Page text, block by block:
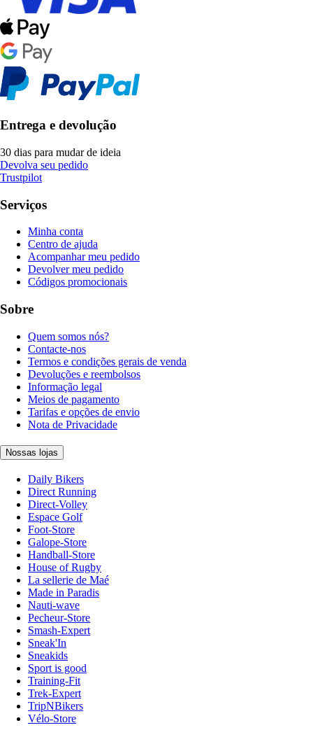
Entrega e devolução
30 dias para mudar de ideia
Devolva seu pedido
Trustpilot
Serviços
Minha conta
Centro de ajuda
Acompanhar meu pedido
Devolver meu pedido
Códigos promocionais
Sobre
Quem somos nós?
Contacte-nos
Termos e condições gerais de venda
Devoluções e reembolsos
Informação legal
Meios de pagamento
Tarifas e opções de envio
Nota de Privacidade
Nossas lojas
Daily Bikers
Direct Running
Direct-Volley
Espace Golf
Foot-Store
Galope-Store
Handball-Store
House of Rugby
La sellerie de Maé
Made in Paradis
Nauti-wave
Pecheur-Store
Smash-Expert
Sneak'In
Sneakids
Sport is good
Training-Fit
Trek-Expert
TripNBikers
Vélo-Store